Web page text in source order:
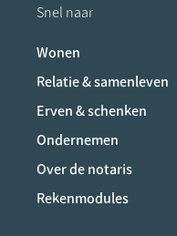
Snel naar
Wonen
Relatie & samenleven
Erven & schenken
Ondernemen
Over de notaris
Rekenmodules